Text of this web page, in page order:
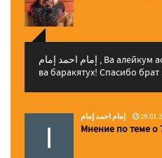
إمام احمد إمام , Ва алейкум ассалам ва рахматуЛлахи
ва баракятух! Спасибо
إمام احمد إمام
Мнение по теме о